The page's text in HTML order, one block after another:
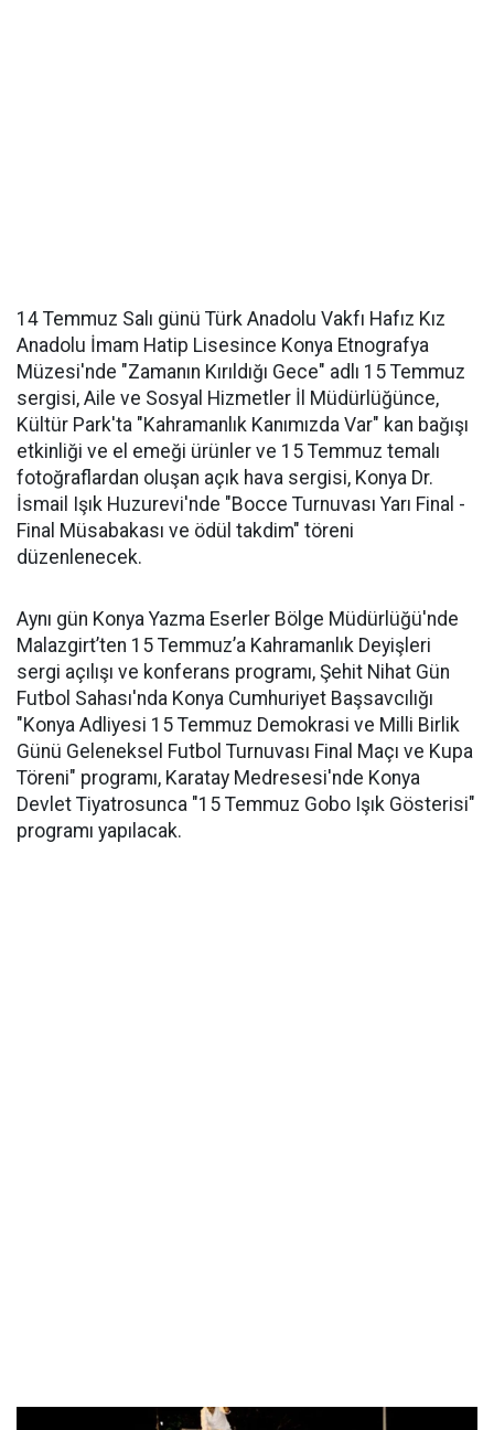
14 Temmuz Salı günü Türk Anadolu Vakfı Hafız Kız
Anadolu İmam Hatip Lisesince Konya Etnografya
Müzesi'nde "Zamanın Kırıldığı Gece" adlı 15 Temmuz
sergisi, Aile ve Sosyal Hizmetler İl Müdürlüğünce,
Kültür Park'ta "Kahramanlık Kanımızda Var" kan bağışı
etkinliği ve el emeği ürünler ve 15 Temmuz temalı
fotoğraflardan oluşan açık hava sergisi, Konya Dr.
İsmail Işık Huzurevi'nde "Bocce Turnuvası Yarı Final -
Final Müsabakası ve ödül takdim" töreni
düzenlenecek.
Aynı gün Konya Yazma Eserler Bölge Müdürlüğü'nde
Malazgirt’ten 15 Temmuz’a Kahramanlık Deyişleri
sergi açılışı ve konferans programı, Şehit Nihat Gün
Futbol Sahası'nda Konya Cumhuriyet Başsavcılığı
"Konya Adliyesi 15 Temmuz Demokrasi ve Milli Birlik
Günü Geleneksel Futbol Turnuvası Final Maçı ve Kupa
Töreni" programı, Karatay Medresesi'nde Konya
Devlet Tiyatrosunca "15 Temmuz Gobo Işık Gösterisi"
programı yapılacak.